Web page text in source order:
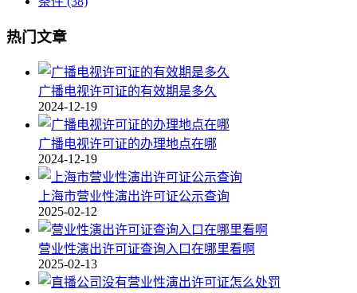
热门文章
广播电视许可证的有效期是多久
2024-12-19
广播电视许可证的办理地点在哪
2024-12-19
上海市营业性演出许可证公示查询
2025-02-12
营业性演出许可证查询入口在哪里看啊
2025-02-13